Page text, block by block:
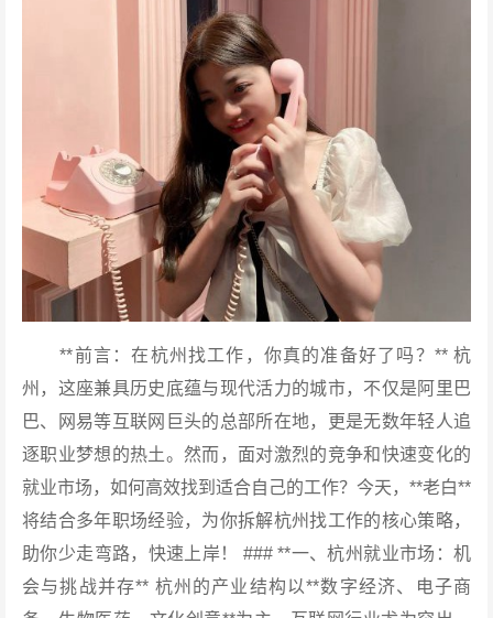
**前言：在杭州找工作，你真的准备好了吗？** 杭
州，这座兼具历史底蕴与现代活力的城市，不仅是阿里巴
巴、网易等互联网巨头的总部所在地，更是无数年轻人追
逐职业梦想的热土。然而，面对激烈的竞争和快速变化的
就业市场，如何高效找到适合自己的工作？今天，**老白**
将结合多年职场经验，为你拆解杭州找工作的核心策略，
助你少走弯路，快速上岸！ ### **一、杭州就业市场：机
会与挑战并存** 杭州的产业结构以**数字经济、电子商